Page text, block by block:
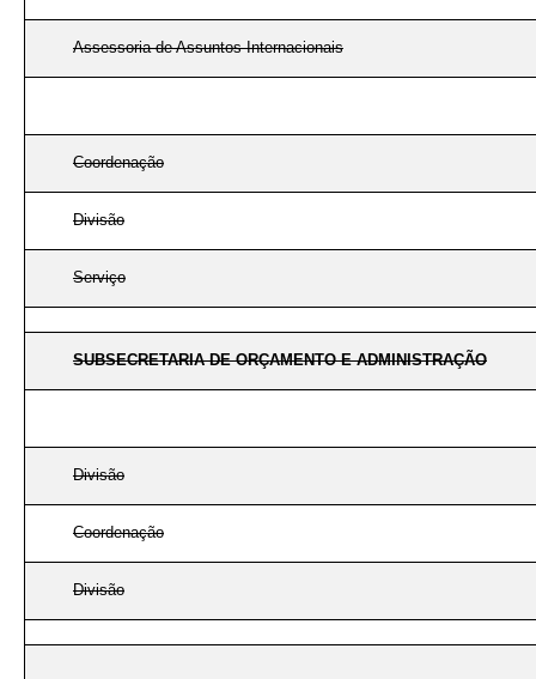
Assessoria de Assuntos Internacionais
Coordenação
Divisão
Serviço
SUBSECRETARIA DE ORÇAMENTO E ADMINISTRAÇÃO
Divisão
Coordenação
Divisão